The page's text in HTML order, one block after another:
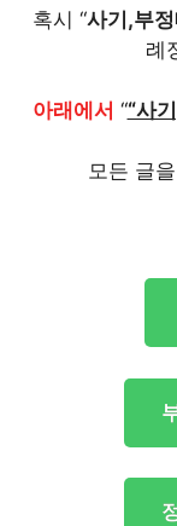
혹시 “사기,부
례
아래에서 ““사
모든 글